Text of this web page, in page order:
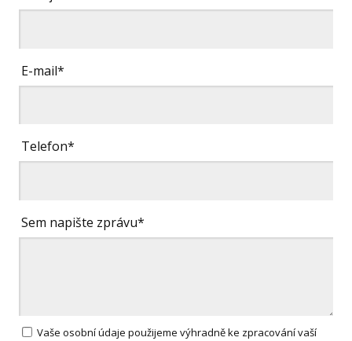
E-mail*
Telefon*
Sem napište zprávu*
Vaše osobní údaje použijeme výhradně ke zpracování vaší